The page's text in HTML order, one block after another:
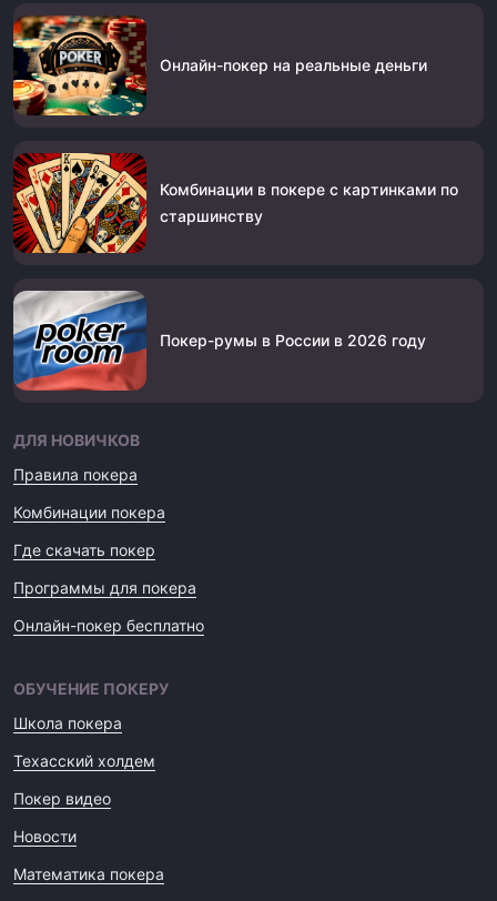
Онлайн-покер на реальные деньги
Комбинации в покере с картинками по
старшинству
Покер-румы в России в 2026 году
ДЛЯ НОВИЧКОВ
Правила покера
Комбинации покера
Где скачать покер
Программы для покера
Онлайн-покер бесплатно
ОБУЧЕНИЕ ПОКЕРУ
Школа покера
Техасский холдем
Покер видео
Новости
Математика покера